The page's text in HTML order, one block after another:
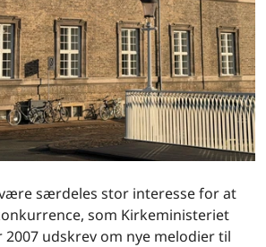
særdeles stor interesse for at
som Kirkeministeriet
2007 udskrev om nye melodier til